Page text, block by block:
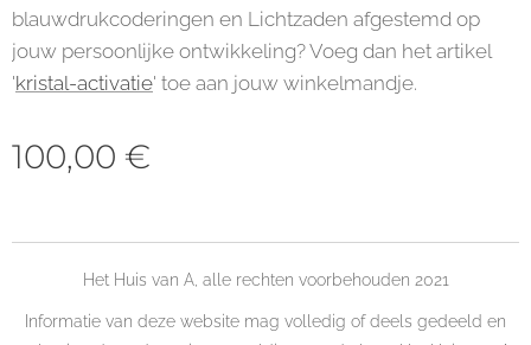
blauwdrukcoderingen en Lichtzaden afgestemd op
jouw persoonlijke ontwikkeling? Voeg dan het artikel
'kristal-activatie' toe aan jouw winkelmandje.
100,00 €
Het Huis van A, alle rechten voorbehouden 2021
Informatie van deze website mag volledig of deels gedeeld en